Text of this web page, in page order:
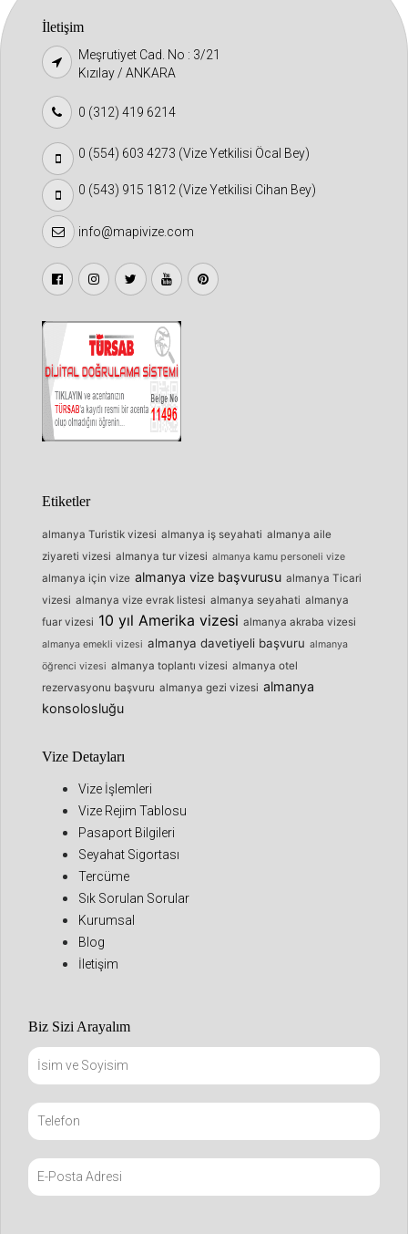
İletişim
Meşrutiyet Cad. No : 3/21
Kızılay / ANKARA
0 (312) 419 6214
0 (554) 603 4273 (Vize Yetkilisi Öcal Bey)
0 (543) 915 1812 (Vize Yetkilisi Cihan Bey)
info@mapivize.com
Etiketler
almanya Turistik vizesi almanya iş seyahati almanya aile
ziyareti vizesi almanya tur vizesi almanya kamu personeli vize
almanya için vize almanya vize başvurusu almanya Ticari
vizesi almanya vize evrak listesi almanya seyahati almanya
fuar vizesi 10 yıl Amerika vizesi almanya akraba vizesi
almanya emekli vizesi almanya davetiyeli başvuru almanya
öğrenci vizesi almanya toplantı vizesi almanya otel
rezervasyonu başvuru almanya gezi vizesi almanya
konsolosluğu
Vize Detayları
Vize İşlemleri
Vize Rejim Tablosu
Pasaport Bilgileri
Seyahat Sigortası
Tercüme
Sık Sorulan Sorular
Kurumsal
Blog
İletişim
Biz Sizi Arayalım